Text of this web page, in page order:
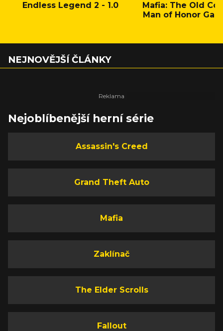
Endless Legend 2 - 1.0
Mafia: The Old
Man of Honor
NEJNOVĚJŠÍ ČLÁNKY
Nejoblíbenější herní série
Assassin's Creed
Grand Theft Auto
Mafia
Zaklínač
The Elder Scrolls
Fallout